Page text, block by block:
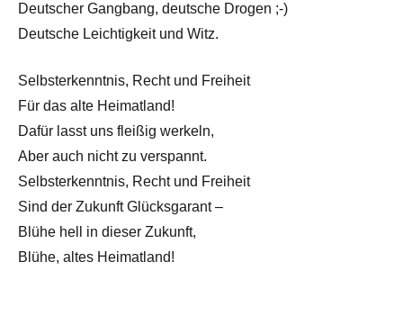
Deutscher Gangbang, deutsche Drogen ;-)
Deutsche Leichtigkeit und Witz.
Selbsterkenntnis, Recht und Freiheit
Für das alte Heimatland!
Dafür lasst uns fleißig werkeln,
Aber auch nicht zu verspannt.
Selbsterkenntnis, Recht und Freiheit
Sind der Zukunft Glücksgarant –
Blühe hell in dieser Zukunft,
Blühe, altes Heimatland!